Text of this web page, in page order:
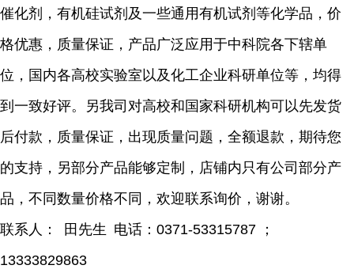
催化剂，有机硅试剂及一些通用有机试剂等化学品，价
格优惠，质量保证，产品广泛应用于中科院各下辖单
位，国内各高校实验室以及化工企业科研单位等，均得
到一致好评。另我司对高校和国家科研机构可以先发货
后付款，质量保证，出现质量问题，全额退款，期待您
的支持，另部分产品能够定制，店铺内只有公司部分产
品，不同数量价格不同，欢迎联系询价，谢谢。
联系人：
田先生 电话： 0371-53315787 ；
13333829863